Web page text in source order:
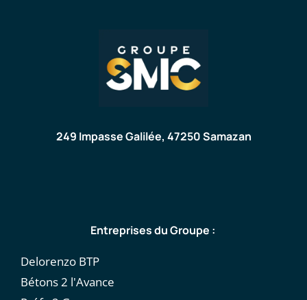
249 Impasse Galilée, 47250 Samazan
Entreprises du Groupe :
Delorenzo BTP
Bétons 2 l'Avance